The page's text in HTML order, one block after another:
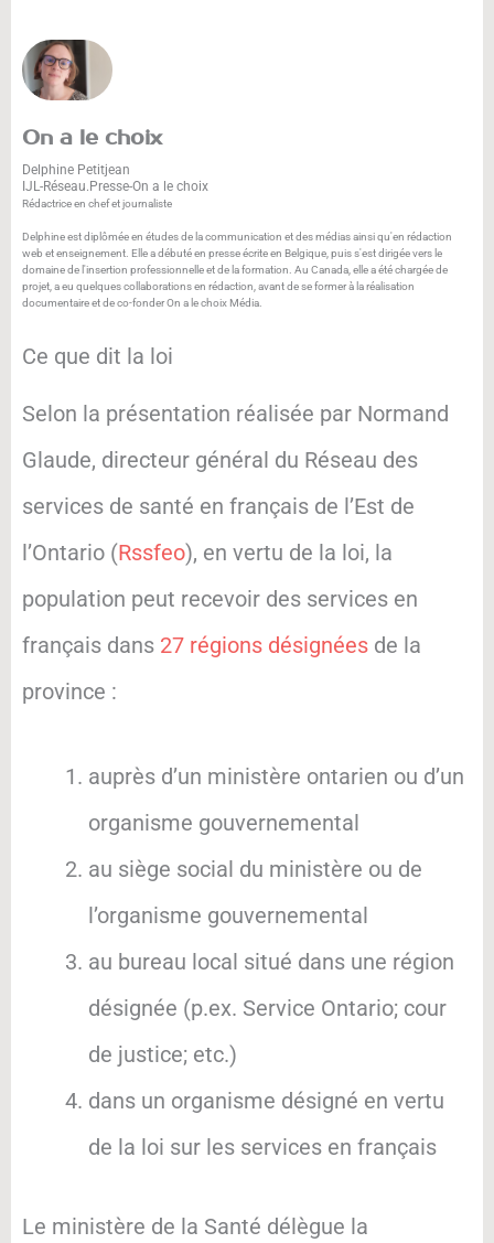
On a le choix
Delphine Petitjean
IJL-Réseau.Presse-On a le choix
Rédactrice en chef et journaliste
Delphine est diplômée en études de la communication et des médias ainsi qu'en rédaction
web et enseignement. Elle a débuté en presse écrite en Belgique, puis s'est dirigée vers le
domaine de l'insertion professionnelle et de la formation. Au Canada, elle a été chargée de
projet, a eu quelques collaborations en rédaction, avant de se former à la réalisation
documentaire et de co-fonder On a le choix Média.
Ce que dit la loi
Selon la présentation réalisée par Normand
Glaude, directeur général du Réseau des
services de santé en français de l’Est de
l’Ontario (Rssfeo), en vertu de la loi, la
population peut recevoir des services en
français dans 27 régions désignées de la
province :
auprès d’un ministère ontarien ou d’un
organisme gouvernemental
au siège social du ministère ou de
l’organisme gouvernemental
au bureau local situé dans une région
désignée (p.ex. Service Ontario; cour
de justice; etc.)
dans un organisme désigné en vertu
de la loi sur les services en français
Le ministère de la Santé délègue la